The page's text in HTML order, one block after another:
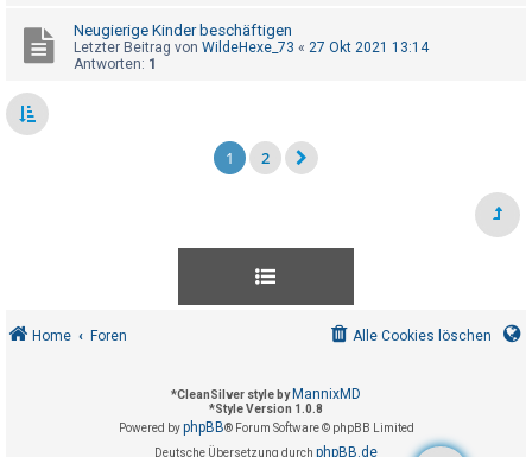
Neugierige Kinder beschäftigen
Letzter Beitrag von WildeHexe_73 « 27 Okt 2021 13:14
Antworten: 1
1 2
Home Foren Alle Cookies löschen
*CleanSilver style by MannixMD
*Style Version 1.0.8
Powered byphpBB® Forum Software © phpBB Limited
Deutsche Übersetzung durch phpBB.de